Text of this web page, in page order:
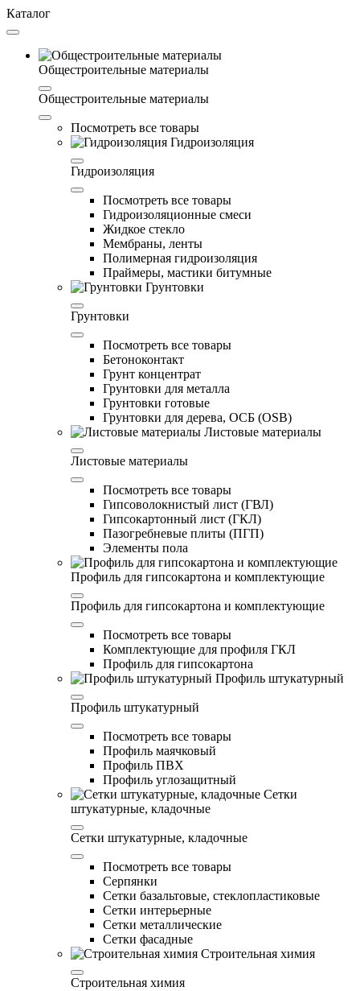
Каталог
Общестроительные материалы
Общестроительные материалы
Посмотреть все товары
Гидроизоляция
Гидроизоляция
Посмотреть все товары
Гидроизоляционные смеси
Жидкое стекло
Мембраны, ленты
Полимерная гидроизоляция
Праймеры, мастики битумные
Грунтовки
Грунтовки
Посмотреть все товары
Бетоноконтакт
Грунт концентрат
Грунтовки для металла
Грунтовки готовые
Грунтовки для дерева, ОСБ (OSB)
Листовые материалы
Листовые материалы
Посмотреть все товары
Гипсоволокнистый лист (ГВЛ)
Гипсокартонный лист (ГКЛ)
Пазогребневые плиты (ПГП)
Элементы пола
Профиль для гипсокартона и комплектующие
Профиль для гипсокартона и комплектующие
Посмотреть все товары
Комплектующие для профиля ГКЛ
Профиль для гипсокартона
Профиль штукатурный
Профиль штукатурный
Посмотреть все товары
Профиль маячковый
Профиль ПВХ
Профиль углозащитный
Сетки
штукатурные, кладочные
Сетки штукатурные, кладочные
Посмотреть все товары
Серпянки
Сетки базальтовые, стеклопластиковые
Сетки интерьерные
Сетки металлические
Сетки фасадные
Строительная химия
Строительная химия